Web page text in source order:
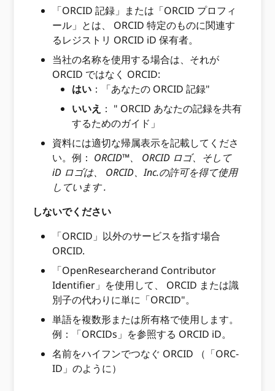
「ORCID 記録」または「ORCID プロフィ
ール」とは、 ORCID 特定のものに関連す
るレジストリ ORCID iD 保有者。
当社の名称を使用する場合は、それが
ORCID ではなく ORCID:
はい ：「あなたの ORCID 記録"
いいえ ： " ORCID あなたの記録を共有
するためのガイド」
資料には適切な帰属表示を記載してくださ
い。例： ORCID™、 ORCID ロゴ、そして
iD ロゴは、 ORCID、Inc.の許可を得て使用
しています.
しないでください
「ORCID」以外のサービスを指す場合
ORCID.
「OpenResearcherand Contributor
Identifier」を使用して、 ORCID または識
別子の代わりに単に「ORCID"。
単語を複数形または所有格で使用します。
例：「ORCIDs」を参照する ORCID iD。
名前をハイフンでつなぐ ORCID （「ORC-
ID」のように）